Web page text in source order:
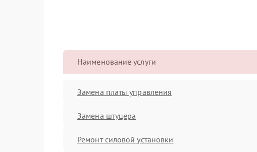
Наименование услуги
Замена платы управления
Замена штуцера
Ремонт силовой установки